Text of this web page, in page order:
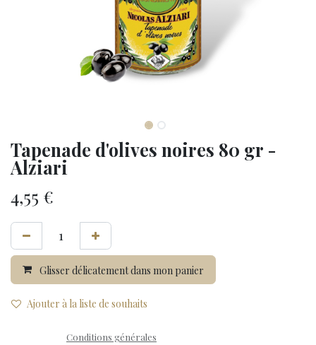
Tapenade d'olives noires 80 gr -
Alziari
4,55 €
Glisser délicatement dans mon panier
Ajouter à la liste de souhaits
Conditions générales